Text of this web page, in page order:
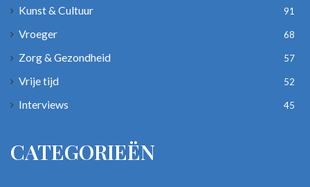
Kunst & Cultuur 91
Vroeger 68
Zorg & Gezondheid 57
Vrije tijd 52
Interviews 45
CATEGORIEËN